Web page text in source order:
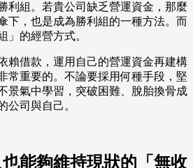
利組。若貴公司缺乏營運資金，那麼
下，也是成為勝利組的一種方法。而
」的經營方式。
賴借款，運用自己的營運資金再建構
常重要的。不論要採用何種手段，堅
景氣中學習，突破困難、脫胎換骨成
公司與自己。
能夠維持現狀的「無收